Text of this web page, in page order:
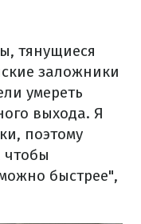
тянущиеся
заложники
умереть
выхода. Я
поэтому
чтобы
быстрее",